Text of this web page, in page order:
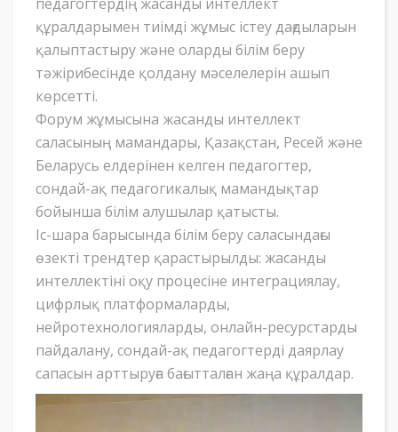
құралдарымен тиімді жұмыс істеу дағдыларын
қалыптастыру және оларды білім беру
тәжірибесінде қолдану мәселелерін ашып
көрсетті.
Форум жұмысына жасанды интеллект
саласының мамандары, Қазақстан, Ресей және
Беларусь елдерінен келген педагогтер,
сондай-ақ педагогикалық мамандықтар
бойынша білім алушылар қатысты.
Іс-шара барысында білім беру саласындағы
өзекті трендтер қарастырылды: жасанды
интеллектіні оқу процесіне интеграциялау,
цифрлық платформаларды,
нейротехнологияларды, онлайн-ресурстарды
пайдалану, сондай-ақ педагогтерді даярлау
сапасын арттыруға бағытталған жаңа құралдар.